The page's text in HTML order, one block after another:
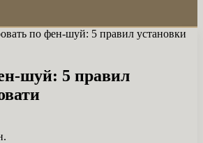
по фен-шуй: 5 правил установки
шуй: 5 правил